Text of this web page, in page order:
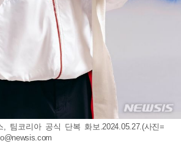
, 팀코리아 공식 단복 화보.2024.05.27.(사진=